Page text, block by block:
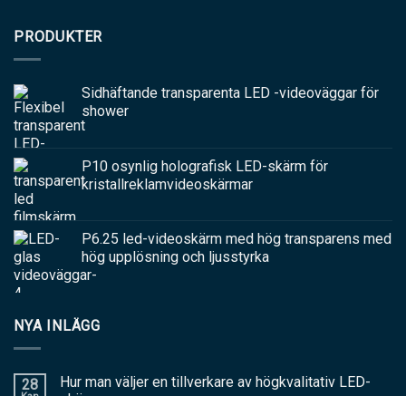
PRODUKTER
Sidhäftande transparenta LED -videoväggar för
shower
P10 osynlig holografisk LED-skärm för
kristallreklamvideoskärmar
P6.25 led-videoskärm med hög transparens med
hög upplösning och ljusstyrka
NYA INLÄGG
28
Hur man väljer en tillverkare av högkvalitativ LED-